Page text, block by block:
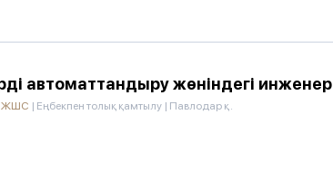
автоматтандыру жөніндегі инженер
ЖШС | Еңбекпен толық қамтылу | Павлодар қ.